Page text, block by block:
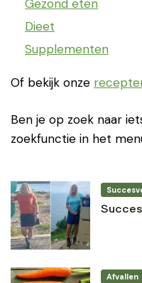
Gezond eten
Dieet
Supplementen
Of bekijk onze
Ben je op zoek naar
zoekfunctie in het
Afvallen